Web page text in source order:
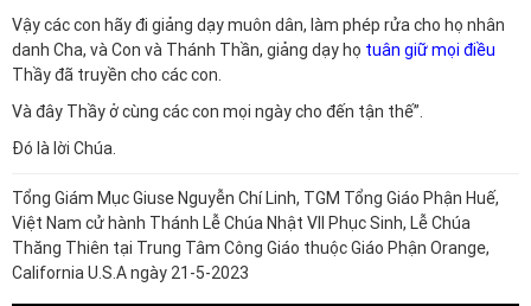
Vậy các con hãy đi giảng dạy muôn dân, làm phép rửa cho họ nhân
danh Cha, và Con và Thánh Thần, giảng dạy họ tuân giữ mọi điều
Thầy đã truyền cho các con.
Và đây Thầy ở cùng các con mọi ngày cho đến tận thế”.
Ðó là lời Chúa.
Tổng Giám Mục Giuse Nguyễn Chí Linh, TGM Tổng Giáo Phận Huế,
Việt Nam cử hành Thánh Lễ Chúa Nhật VII Phục Sinh, Lễ Chúa
Thăng Thiên tại Trung Tâm Công Giáo thuộc Giáo Phận Orange,
California U.S.A ngày 21-5-2023